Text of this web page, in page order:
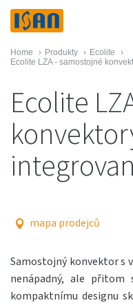
Home › Produkty › Ecolite
›
Ecolite LZA - samostojné
Ecolite
mapa prodejců
Samostojný konvektor s
nenápadný, ale přitom
kompaktnímu designu